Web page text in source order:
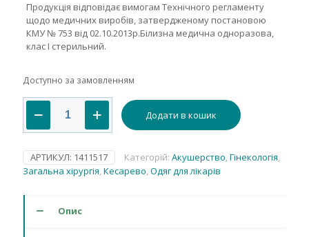
Продукція відповідає вимогам Технічного регламенту
щодо медичних виробів, затвердженому постановою
КМУ № 753 від 02.10.2013р.Білизна медична одноразова,
клас І стерильний.
Доступно за замовленням
Халат
хірургічний,
посилений,
розмір
EL,стерильний
Додати в кошик
АРТИКУЛ: 1411517 Категорій: Акушерство,Гінекологія,
Загальна хірургія,Кесарево,Одяг для лікарів
Опис